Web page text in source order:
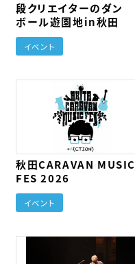
段クリエイターのダン
ボール遊園地in秋田
イベント
秋田CARAVAN MUSIC
FES 2026
イベント